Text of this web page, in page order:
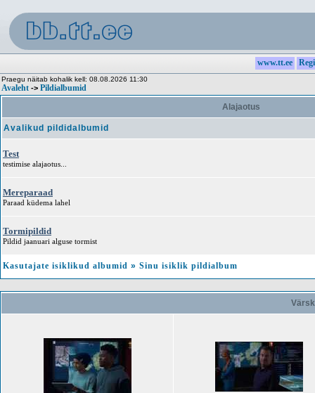
www.tt.ee
Praegu näitab kohalik kell: 08.08.2026 11:30
Avaleht -> Pildialbumid
Alajaotus
Avalikud pildidalbumid
Test
testimise alajaotus...
Mereparaad
Paraad küdema lahel
Tormipildid
Pildid jaanuari alguse tormist
Kasutajate isiklikud albumid » Sinu isiklik pildialbum